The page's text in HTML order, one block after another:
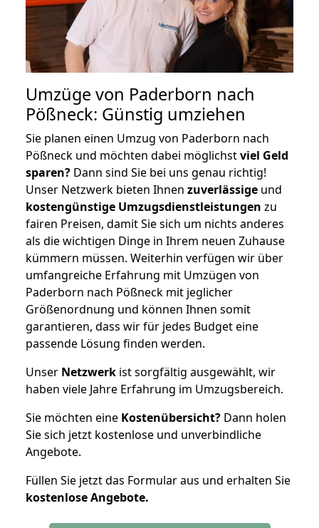
Umzüge von Paderborn nach
Pößneck: Günstig umziehen
Sie planen einen Umzug von Paderborn nach
Pößneck und möchten dabei möglichstviel Geld
sparen? Dann sind Sie bei uns genau richtig!
Unser Netzwerk bieten Ihnen zuverlässige und
kostengünstige Umzugsdienstleistungen zu
fairen Preisen, damit Sie sich um nichts anderes
als die wichtigen Dinge in Ihrem neuen Zuhause
kümmern müssen. Weiterhin verfügen wir über
umfangreiche Erfahrung mit Umzügen von
Paderborn nach Pößneck mit jeglicher
Größenordnung und können Ihnen somit
garantieren, dass wir für jedes Budget eine
passende Lösung finden werden.
Unser Netzwerk ist sorgfältig ausgewählt, wir
haben viele Jahre Erfahrung im Umzugsbereich.
Sie möchten eine Kostenübersicht? Dann holen
Sie sich jetzt kostenlose und unverbindliche
Angebote.
Füllen Sie jetzt das Formular aus und erhalten Sie
kostenloseAngebote.